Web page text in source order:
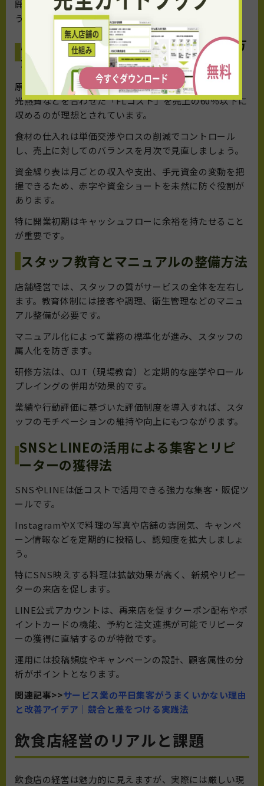
開業後も定期的に見直し、経営指標として活用しましょ
う。
原価率と資金繰り表の具体的な管理方
法
原価率の管理は利益確保の基本です。食材費や人件費、
光熱費などを合わせた「FLコスト」を売上の60％以下に
収めるのが理想とされています。
食材の仕入れは単価交渉やロスの削減でコントロール
し、売上に対してのバランスを月次で見直しましょう。
資金繰り表は月ごとの収入や支出、手元資金の変動を把
握できるため、赤字や資金ショートを未然に防ぐ役割が
あります。
特に開業初期はキャッシュフローに余裕を持たせること
が重要です。
スタッフ教育とマニュアルの整備方法
店舗経営では、スタッフの質がサービスの全体を左右し
ます。教育体制には接客や調理、衛生管理などのマニュ
アル整備が必要です。
マニュアル化によって業務の標準化が進み、スタッフの
属人化を防ぎます。
研修方法は、OJT（現場教育）と定期的な座学やロール
プレイングの併用が効果的です。
業績や行動評価に基づいた評価制度を導入すれば、スタ
ッフのモチベーションの維持や向上にもつながります。
SNSとLINEの活用による集客とリピ
ーターの獲得法
SNSやLINEは低コストで活用できる強力な集客・販促ツ
ールです。
InstagramやXで料理の写真や店舗の雰囲気、キャンペ
ーン情報などを定期的に投稿し、認知度を拡大しましょ
う。
特にSNS映えする料理は拡散効果が高く、新規やリピー
ターの来店を促します。
LINE公式アカウントは、再来店を促すクーポン配布やポ
イントカードの機能、予約と注文連携が可能でリピータ
ーの獲得に直結するのが特徴です。
運用には投稿頻度やキャンペーンの設計、顧客属性の分
析がポイントとなります。
関連記事>>サービス業の平日集客がうまくいかない理由
と改善アイデア｜競合と差をつける実践法
飲食店経営のリアルと課題
飲食店の経営は魅力的に見えますが、実際には厳しい現